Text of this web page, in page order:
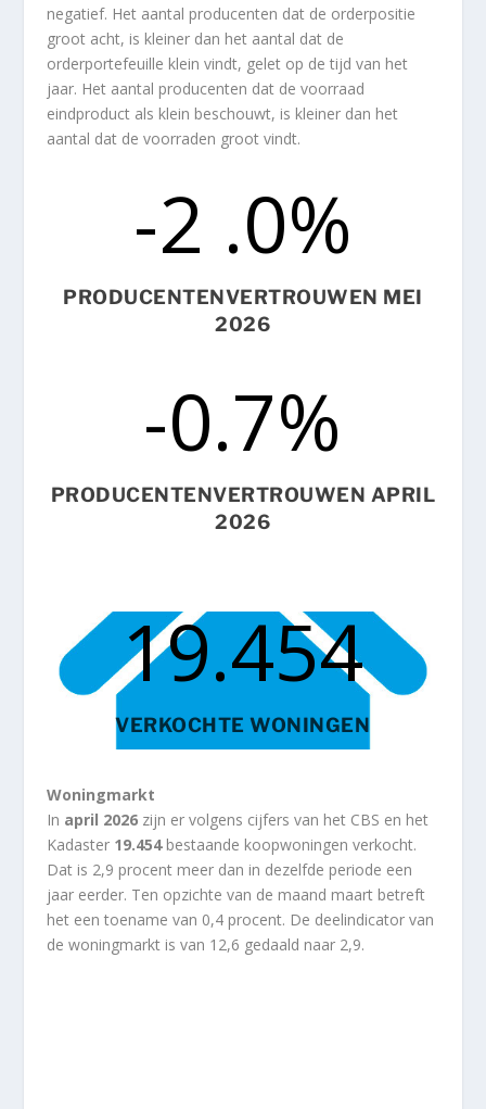
negatief. Het aantal producenten dat de orderpositie
groot acht, is kleiner dan het aantal dat de
orderportefeuille klein vindt, gelet op de tijd van het
jaar. Het aantal producenten dat de voorraad
eindproduct als klein beschouwt, is kleiner dan het
aantal dat de voorraden groot vindt.
-2 .0%
PRODUCENTENVERTROUWEN MEI
2026
-0.7%
PRODUCENTENVERTROUWEN APRIL
2026
19.454
VERKOCHTE WONINGEN
Woningmarkt
In april 2026zijn er volgens cijfers van het CBS en het
Kadaster19.454bestaande koopwoningen verkocht.
Dat is 2,9 procent meer dan in dezelfde periode een
jaar eerder. Ten opzichte van de maand maart betreft
het een toename van 0,4 procent. De deelindicator van
de woningmarkt is van 12,6 gedaald naar 2,9.